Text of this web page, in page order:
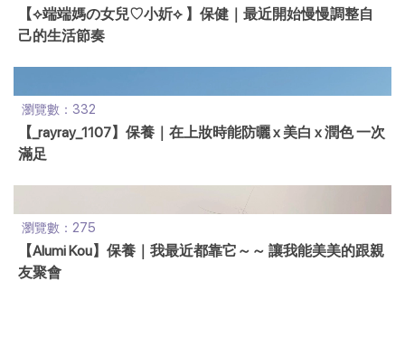
【⟡端端媽の女兒♡小妡⟡ 】保健｜最近開始慢慢調整自
己的生活節奏
瀏覽數：332
【_rayray_1107】保養｜在上妝時能防曬 x 美白 x 潤色 一次
滿足
瀏覽數：275
【Alumi Kou】保養｜我最近都靠它～～ 讓我能美美的跟親
友聚會